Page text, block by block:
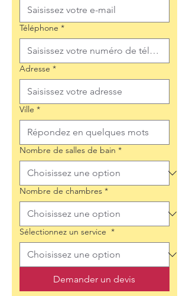
Téléphone *
Adresse *
Ville *
Nombre de salles de bain *
Nombre de chambres *
Sélectionnez un service *
Demander un devis